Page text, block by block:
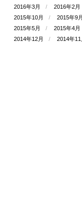
2016年3月
2016年2月
2015年10月
2015年9月
2015年5月
2015年4月
2014年12月
2014年11